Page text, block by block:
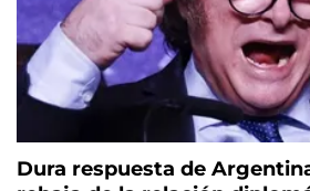
Dura respuesta de